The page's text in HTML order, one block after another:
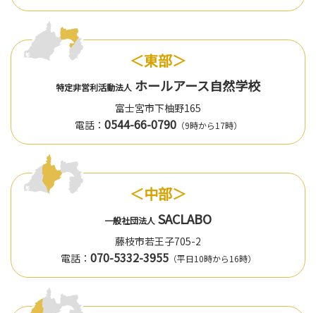
＜東部＞
特定非営利活動法人 ホールアース自然学校
富士宮市下柚野165
電話： 0544-66-0790（9時から17時）
＜中部＞
一般社団法人 SACLABO
藤枝市若王子705-2
電話： 070-5332-3955（平日10時から16時）